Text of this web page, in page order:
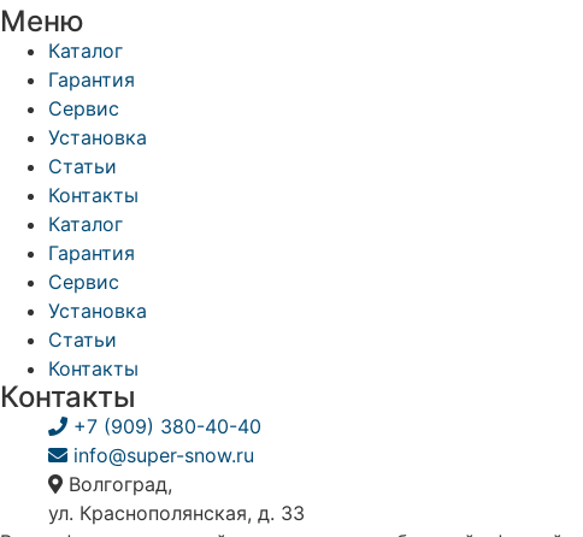
Меню
Каталог
Гарантия
Сервис
Установка
Статьи
Контакты
Каталог
Гарантия
Сервис
Установка
Статьи
Контакты
Контакты
+7 (909) 380-40-40
info@super-snow.ru
Волгоград,
ул. Краснополянская, д. 33